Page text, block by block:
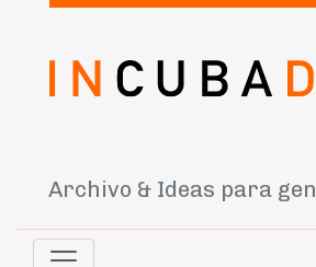
Archivo & Ideas para